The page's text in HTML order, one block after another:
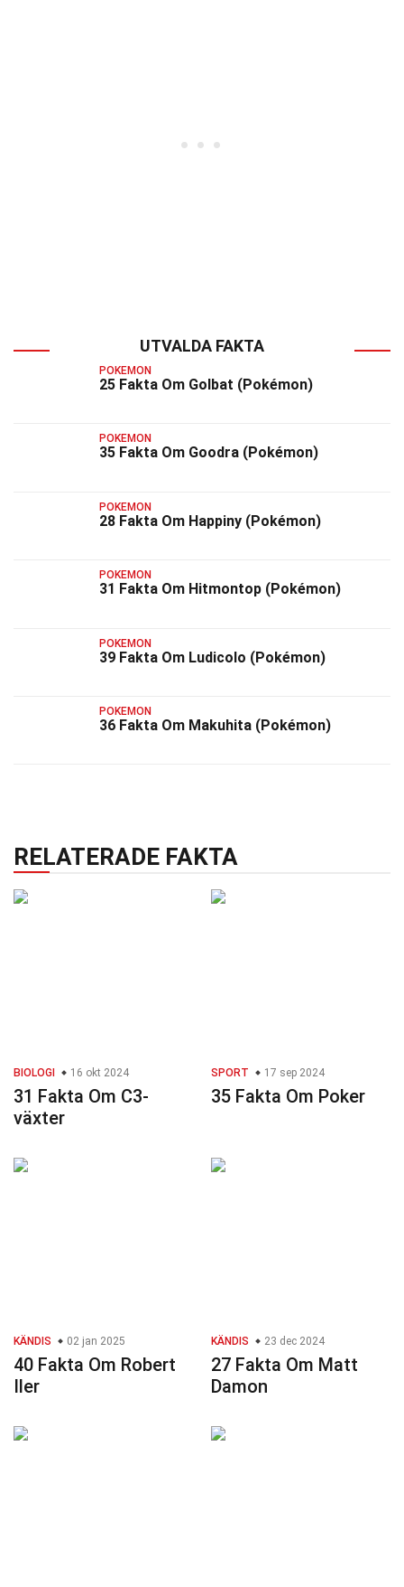
UTVALDA FAKTA
POKEMON
25 Fakta Om Golbat (Pokémon)
POKEMON
35 Fakta Om Goodra (Pokémon)
POKEMON
28 Fakta Om Happiny (Pokémon)
POKEMON
31 Fakta Om Hitmontop (Pokémon)
POKEMON
39 Fakta Om Ludicolo (Pokémon)
POKEMON
36 Fakta Om Makuhita (Pokémon)
RELATERADE FAKTA
BIOLOGI 16 okt 2024
31 Fakta Om C3-
växter
SPORT 17 sep 2024
35 Fakta Om Poker
KÄNDIS 02 jan 2025
40 Fakta Om Robert
Iler
KÄNDIS 23 dec 2024
27 Fakta Om Matt
Damon